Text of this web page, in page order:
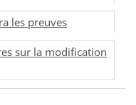
les preuves
sur la modification